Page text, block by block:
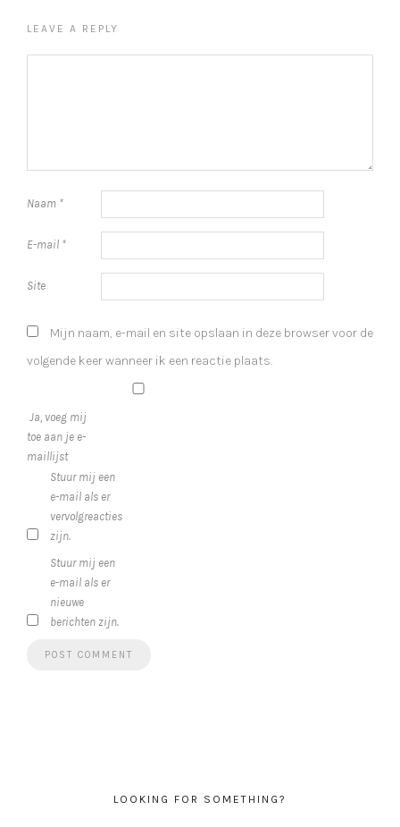
LEAVE A REPLY
Naam *
E-mail *
Site
Mijn naam, e-mail en site opslaan in deze browser voor de
volgende keer wanneer ik een reactie plaats.
Ja, voeg mij
toe aan je e-
maillijst
Stuur mij een
e-mail als er
vervolgreacties
zijn.
Stuur mij een
e-mail als er
nieuwe
berichten zijn.
LOOKING FOR SOMETHING?